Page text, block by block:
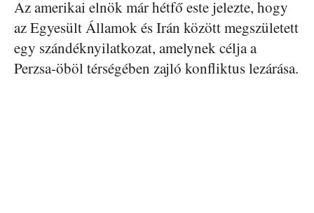
Az amerikai elnök már hétfő este jelezte, hogy
az Egyesült Államok és Irán között megszületett
egy szándéknyilatkozat, amelynek célja a
Perzsa-öböl térségében zajló konfliktus lezárása.